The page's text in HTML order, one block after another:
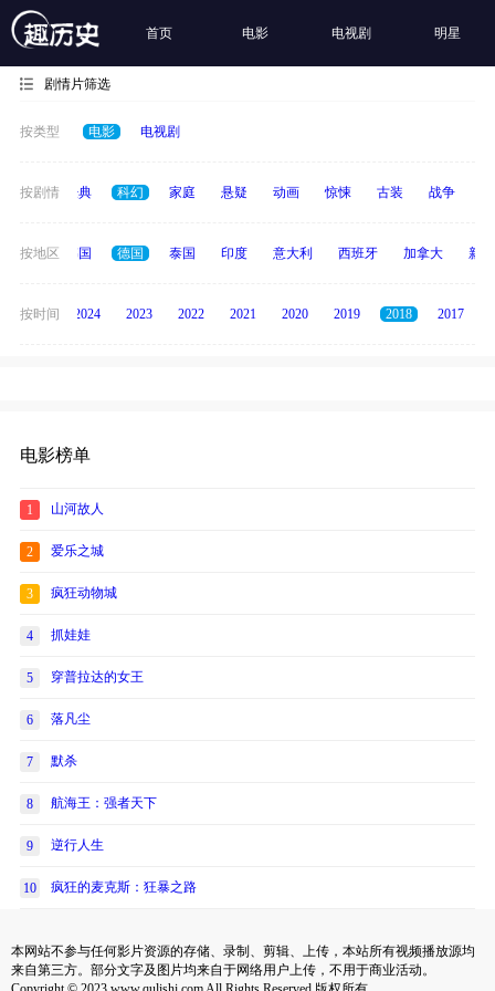
首页 电影 电视剧 明星
剧情片筛选
按类型 电影 电视剧
按剧情
恐怖 经典 科幻 家庭 悬疑 动画 惊悚 古装 战争
按地区
日本 韩国 德国 泰国 印度 意大利 西班牙 加拿大 新
按时间
2025 2024 2023 2022 2021 2020 2019 2018 2017
电影榜单
1 山河故人
2 爱乐之城
3 疯狂动物城
4 抓娃娃
5 穿普拉达的女王
6 落凡尘
7 默杀
8 航海王：强者天下
9 逆行人生
10 疯狂的麦克斯：狂暴之路
本网站不参与任何影片资源的存储、录制、剪辑、上传，本站所有视频播放源均
来自第三方。部分文字及图片均来自于网络用户上传，不用于商业活动。